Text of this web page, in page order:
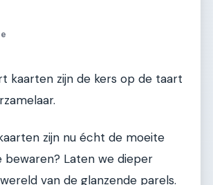
kaarten zijn de kers op de taart
zijn nu écht de moeite
bewaren? Laten we dieper
van de glanzende parels.